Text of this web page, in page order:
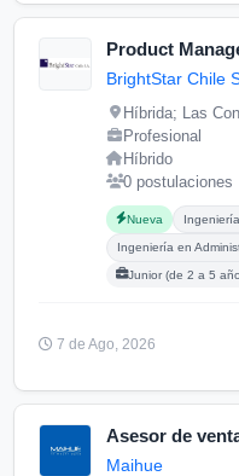
Product
BrightStar Chile
Híbrida; Las
Profesional
Híbrido
0 postulaciones
Nueva
Carreras buscadas:
Ingeniería en
Posgrados
Junior (de 2 a 5
7 de Ago, 2026
Asesor de
Maihue